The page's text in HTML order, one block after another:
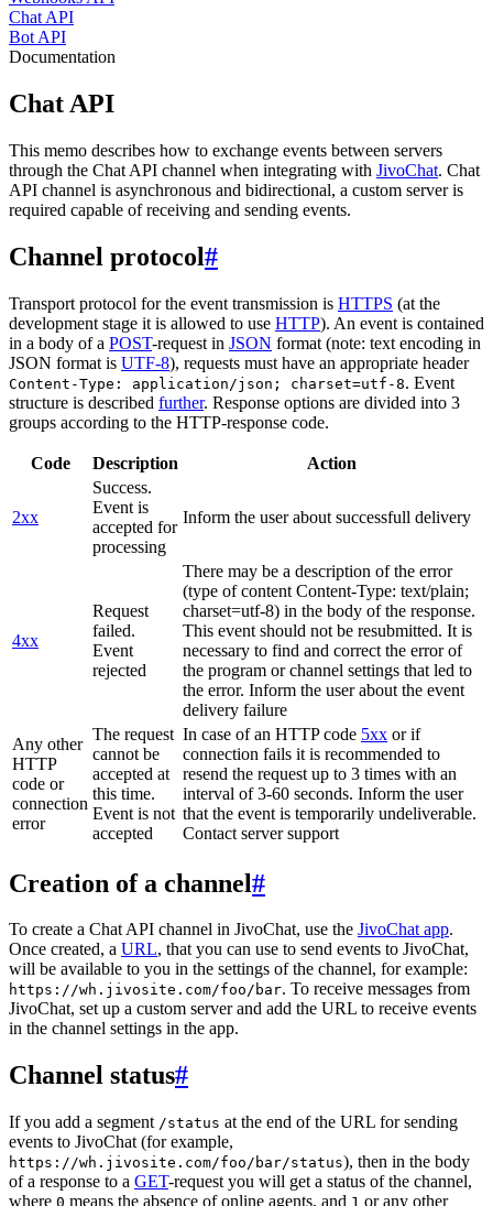
Chat API
Bot API
Documentation
Chat API
This memo describes how to exchange events between servers
through the Chat API channel when integrating with JivoChat. Chat
API channel is asynchronous and bidirectional, a custom server is
required capable of receiving and sending events.
Channel protocol#
Transport protocol for the event transmission is HTTPS (at the
development stage it is allowed to use HTTP). An event is contained
in a body of a POST-request in JSON format (note: text encoding in
JSON format is UTF-8), requests must have an appropriate header
Content-Type: application/json; charset=utf-8. Event
structure is described further. Response options are divided into 3
groups according to the HTTP-response code.
Code Description Action
2xx
Success.
Event is
accepted for
processing
Inform the user about successfull delivery
4xx
Request
failed.
Event
rejected
There may be a description of the error
(type of content Content-Type: text/plain;
charset=utf-8) in the body of the response.
This event should not be resubmitted. It is
necessary to find and correct the error of
the program or channel settings that led to
the error. Inform the user about the event
delivery failure
Any other
HTTP
code or
connection
error
The request
cannot be
accepted at
this time.
Event is not
accepted
In case of an HTTP code 5xx or if
connection fails it is recommended to
resend the request up to 3 times with an
interval of 3-60 seconds. Inform the user
that the event is temporarily undeliverable.
Contact server support
Creation of a channel#
To create a Chat API channel in JivoChat, use the JivoChat app.
Once created, a URL, that you can use to send events to JivoChat,
will be available to you in the settings of the channel, for example:
https://wh.jivosite.com/foo/bar. To receive messages from
JivoChat, set up a custom server and add the URL to receive events
in the channel settings in the app.
Channel status#
If you add a segment /status at the end of the URL for sending
events to JivoChat (for example,
https://wh.jivosite.com/foo/bar/status), then in the body
of a response to a GET-request you will get a status of the channel,
where 0 means the absence of online agents, and 1 or any other